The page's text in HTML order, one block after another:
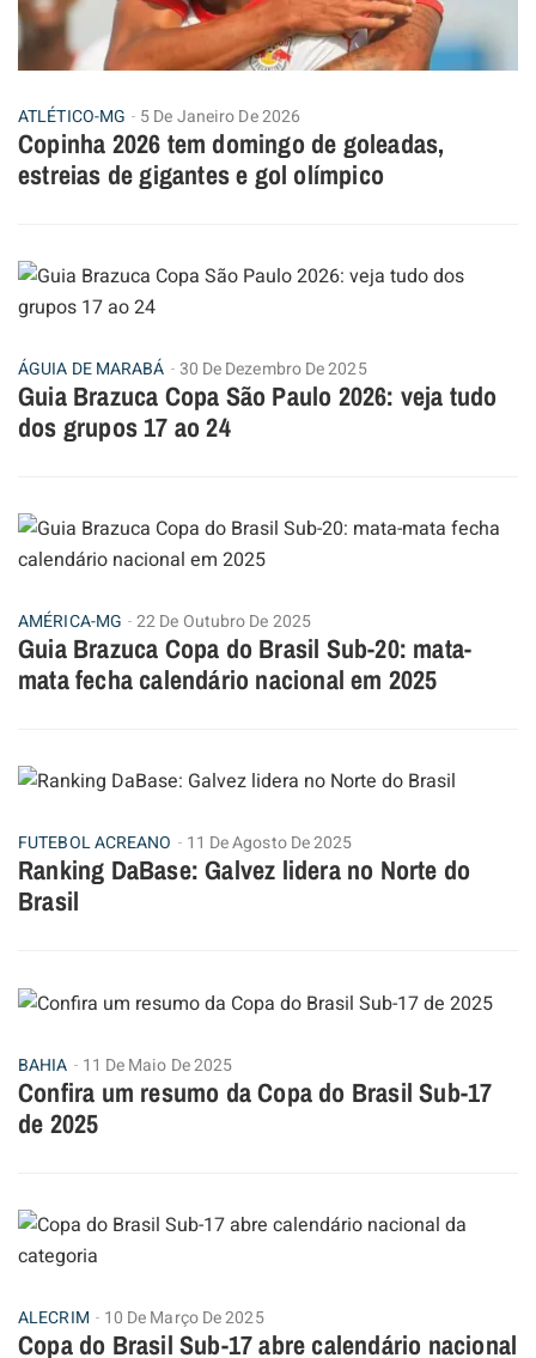
ATLÉTICO-MG 5 De Janeiro De 2026
Copinha 2026 tem domingo de goleadas,
estreias de gigantes e gol olímpico
ÁGUIA DE MARABÁ 30 De Dezembro De 2025
Guia Brazuca Copa São Paulo 2026: veja tudo
dos grupos 17 ao 24
AMÉRICA-MG 22 De Outubro De 2025
Guia Brazuca Copa do Brasil Sub-20: mata-
mata fecha calendário nacional em 2025
FUTEBOL ACREANO 11 De Agosto De 2025
Ranking DaBase: Galvez lidera no Norte do
Brasil
BAHIA 11 De Maio De 2025
Confira um resumo da Copa do Brasil Sub-17
de 2025
ALECRIM 10 De Março De 2025
Copa do Brasil Sub-17 abre calendário nacional